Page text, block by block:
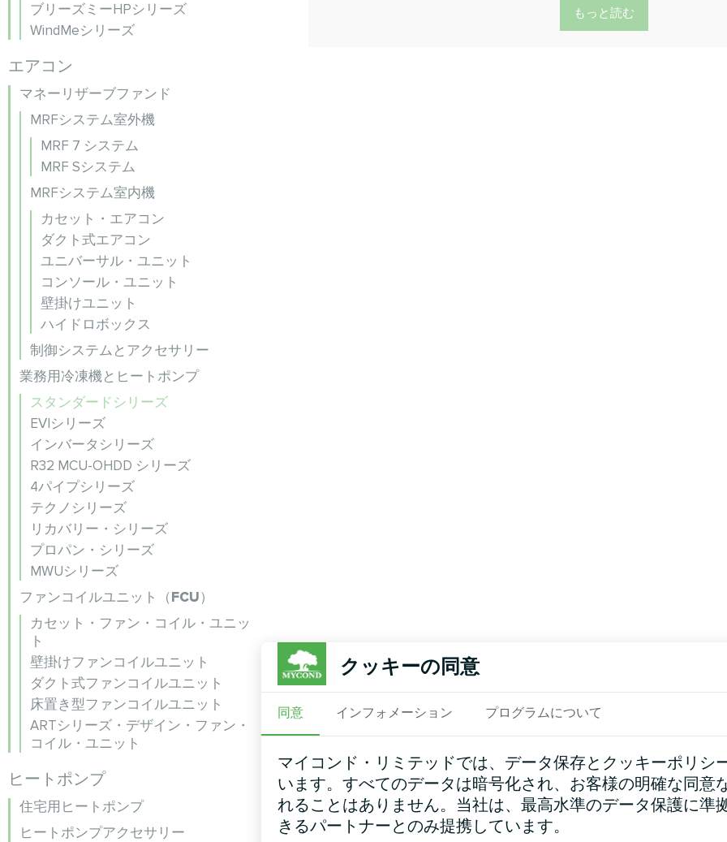
ブリーズミーHPシリーズ
WindMeシリーズ
エアコン
マネーリザーブファンド
MRFシステム室外機
MRF 7 システム
MRF Sシステム
MRFシステム室内機
カセット・エアコン
ダクト式エアコン
ユニバーサル・ユニット
コンソール・ユニット
壁掛けユニット
ハイドロボックス
制御システムとアクセサリー
業務用冷凍機とヒートポンプ
スタンダードシリーズ
EVIシリーズ
インバータシリーズ
R32 MCU-OHDD シリーズ
4パイプシリーズ
テクノシリーズ
リカバリー・シリーズ
プロパン・シリーズ
MWUシリーズ
ファンコイルユニット（FCU）
カセット・ファン・コイル・ユニッ
ト
壁掛けファンコイルユニット
ダクト式ファンコイルユニット
床置き型ファンコイルユニット
ARTシリーズ・デザイン・ファン・
コイル・ユニット
ヒートポンプ
住宅用ヒートポンプ
ヒートポンプアクセサリー
もっと読む
クッキーの同意
同意 インフォメーション プログラムについて
マイコンド・リミテッドでは、データ保存とクッキーポリシ
います。すべてのデータは暗号化され、お客様の明確な同意
れることはありません。当社は、最高水準のデータ保護に準
きるパートナーとのみ提携しています。